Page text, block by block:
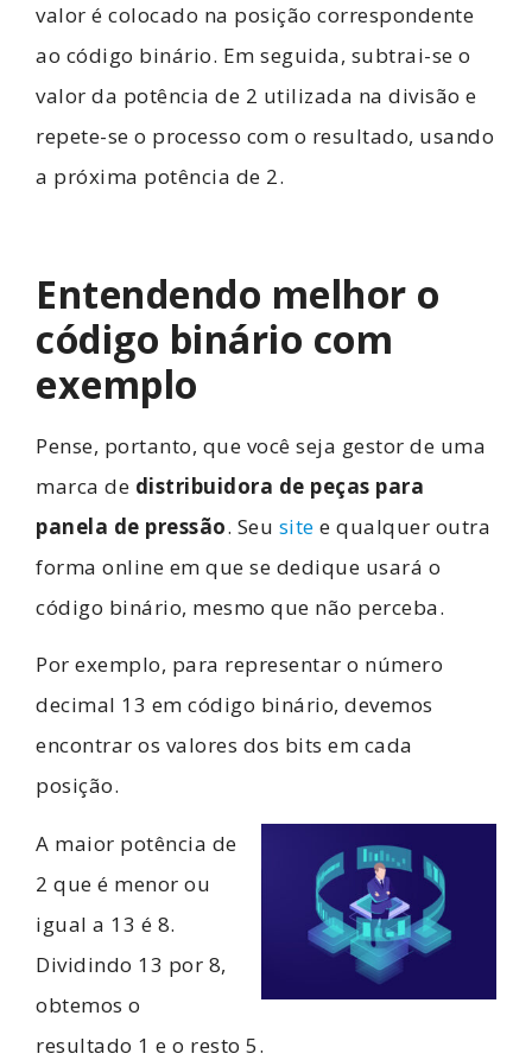
valor é colocado na posição correspondente
ao código binário. Em seguida, subtrai-se o
valor da potência de 2 utilizada na divisão e
repete-se o processo com o resultado, usando
a próxima potência de 2.
Entendendo melhor o
código binário com
exemplo
Pense, portanto, que você seja gestor de uma
marca de distribuidora de peças para
panela de pressão. Seu site e qualquer outra
forma online em que se dedique usará o
código binário, mesmo que não perceba.
Por exemplo, para representar o número
decimal 13 em código binário, devemos
encontrar os valores dos bits em cada
posição.
A maior potência de
2 que é menor ou
igual a 13 é 8.
Dividindo 13 por 8,
obtemos o
resultado 1 e o resto 5.